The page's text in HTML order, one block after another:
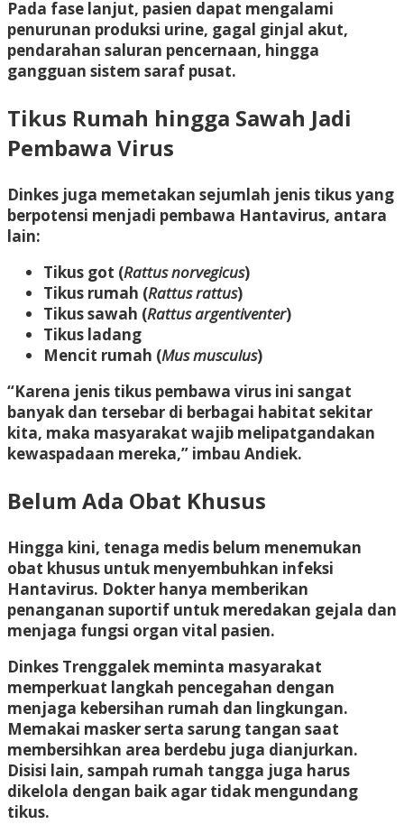
Pada fase lanjut, pasien dapat mengalami
penurunan produksi urine, gagal ginjal akut,
pendarahan saluran pencernaan, hingga
gangguan sistem saraf pusat.
Tikus Rumah hingga Sawah Jadi
Pembawa Virus
Dinkes juga memetakan sejumlah jenis tikus yang
berpotensi menjadi pembawa Hantavirus, antara
lain:
Tikus got (Rattus norvegicus)
Tikus rumah (Rattus rattus)
Tikus sawah (Rattus argentiventer)
Tikus ladang
Mencit rumah (Mus musculus)
“Karena jenis tikus pembawa virus ini sangat
banyak dan tersebar di berbagai habitat sekitar
kita, maka masyarakat wajib melipatgandakan
kewaspadaan mereka,” imbau Andiek.
Belum Ada Obat Khusus
Hingga kini, tenaga medis belum menemukan
obat khusus untuk menyembuhkan infeksi
Hantavirus. Dokter hanya memberikan
penanganan suportif untuk meredakan gejala dan
menjaga fungsi organ vital pasien.
Dinkes Trenggalek meminta masyarakat
memperkuat langkah pencegahan dengan
menjaga kebersihan rumah dan lingkungan.
Memakai masker serta sarung tangan saat
membersihkan area berdebu juga dianjurkan.
Disisi lain, sampah rumah tangga juga harus
dikelola dengan baik agar tidak mengundang
tikus.